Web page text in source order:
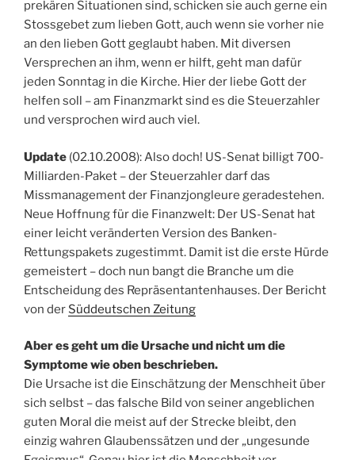
prekären Situationen sind, schicken sie auch gerne ein
Stossgebet zum lieben Gott, auch wenn sie vorher nie
an den lieben Gott geglaubt haben. Mit diversen
Versprechen an ihm, wenn er hilft, geht man dafür
jeden Sonntag in die Kirche. Hier der liebe Gott der
helfen soll – am Finanzmarkt sind es die Steuerzahler
und versprochen wird auch viel.
Update (02.10.2008): Also doch! US-Senat billigt 700-
Milliarden-Paket – der Steuerzahler darf das
Missmanagement der Finanzjongleure geradestehen.
Neue Hoffnung für die Finanzwelt: Der US-Senat hat
einer leicht veränderten Version des Banken-
Rettungspakets zugestimmt. Damit ist die erste Hürde
gemeistert – doch nun bangt die Branche um die
Entscheidung des Repräsentantenhauses. Der Bericht
von der Süddeutschen Zeitung
Aber es geht um die Ursache und nicht um die
Symptome wie oben beschrieben.
Die Ursache ist die Einschätzung der Menschheit über
sich selbst – das falsche Bild von seiner angeblichen
guten Moral die meist auf der Strecke bleibt, den
einzig wahren Glaubenssätzen und der „ungesunde